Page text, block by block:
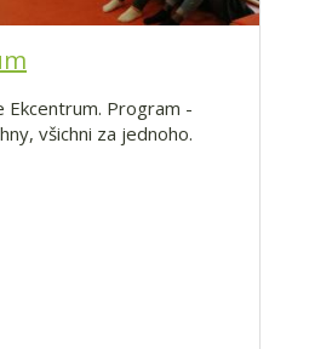
Ekcentrum. Program -
všichni za jednoho.